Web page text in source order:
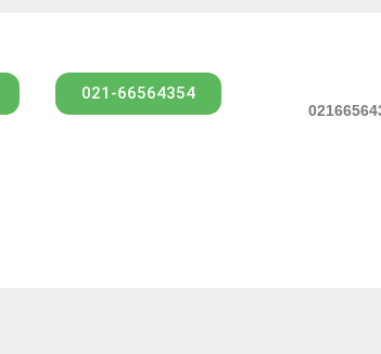
021-66564354